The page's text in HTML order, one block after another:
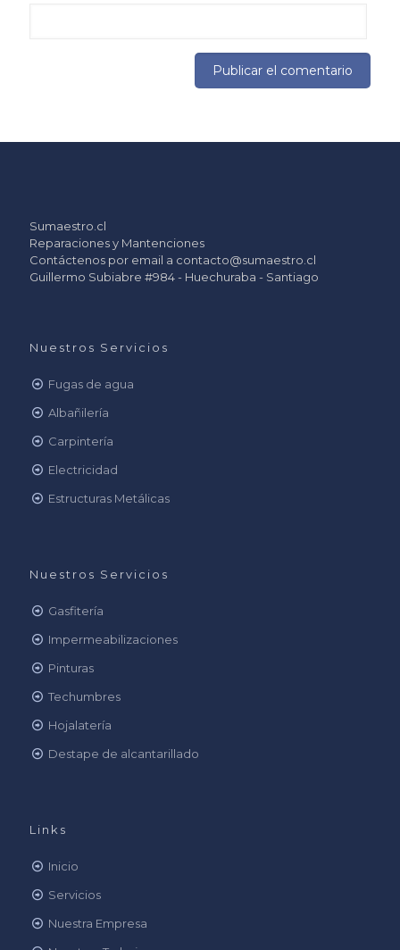
Sumaestro.cl
Reparaciones y Mantenciones
Contáctenos por email a contacto@sumaestro.cl
Guillermo Subiabre #984 - Huechuraba - Santiago
Nuestros Servicios
Fugas de agua
Albañilería
Carpintería
Electricidad
Estructuras Metálicas
Nuestros Servicios
Gasfitería
Impermeabilizaciones
Pinturas
Techumbres
Hojalatería
Destape de alcantarillado
Links
Inicio
Servicios
Nuestra Empresa